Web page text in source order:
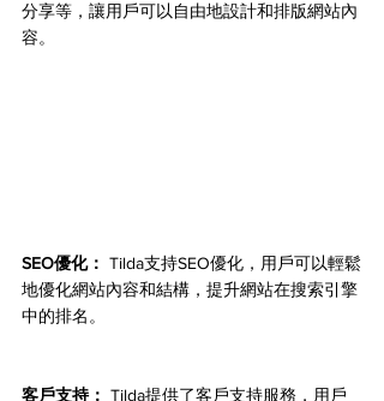
分享等，讓用戶可以自由地設計和排版網站內
容。
SEO優化： Tilda支持SEO優化，用戶可以輕鬆
地優化網站內容和結構，提升網站在搜索引擎
中的排名。
客戶支持： Tilda提供了客戶支持服務，用戶